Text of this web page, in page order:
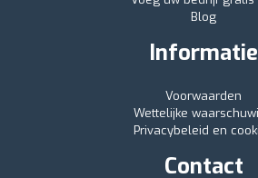
Blog
Informatie
Voorwaarden
Wettelijke
Privacybeleid en
Contact